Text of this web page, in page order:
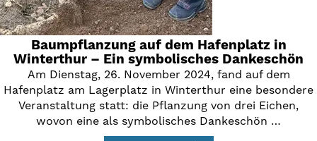
Baumpflanzung auf dem Hafenplatz in
Winterthur – Ein symbolisches Dankeschön
Am Dienstag, 26. November 2024, fand auf dem
Hafenplatz am Lagerplatz in Winterthur eine besondere
Veranstaltung statt: die Pflanzung von drei Eichen,
wovon eine als symbolisches Dankeschön …